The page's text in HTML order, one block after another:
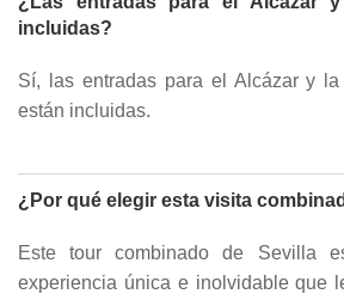
incluidas?
Sí, las entradas para el Alcázar y
están incluidas.
¿Por qué elegir esta visita
Este tour combinado de Sevilla
experiencia única e inolvidable que